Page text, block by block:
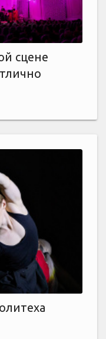
сцене